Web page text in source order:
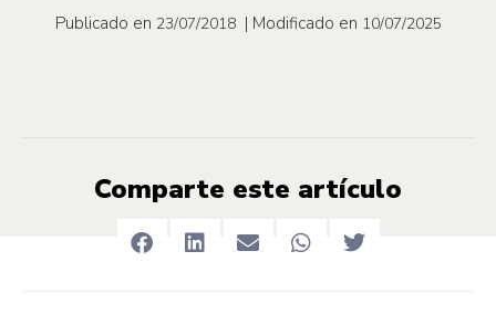
Publicado en 23/07/2018 | Modificado en 10/07/2025
Comparte este artículo